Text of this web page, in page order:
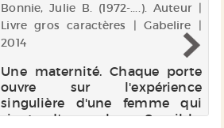
Bonnie, Julie B. (1972-....). Auteur |
Livre gros caractères | Gabelire |
2014
Une maternité. Chaque porte
ouvre sur l'expérience
singulière d'une femme qui
vient d'accoucher. Sensible,